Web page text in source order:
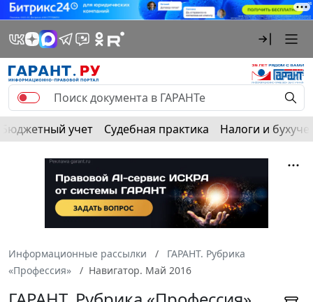
Бюджетный учет Судебная практика Налоги и
Информационные рассылки
ГАРАНТ. Рубрика
«Профессия»
Навигатор. Май 2016